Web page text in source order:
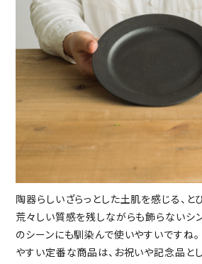
陶器らしいざらっとした土肌を感じる、と
荒々しい質感を残しながらも飾らないシ
のシーンにも馴染んで使いやすいですね
やすい定番な商品は、お祝いや記念品とし